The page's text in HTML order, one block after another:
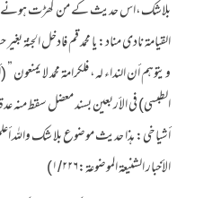
بلاشک،اس حدیث کے من گھڑت ہونے
القيامة نادى مناد: يا محمد قم فادخل الجنة
ويتوهم أن النداء له، فلكرامة محمد لا يمنعون
الطبسي) في الأربعين بسند معضل سقط
أشياخي: هذا حديث موضوع بلا شك والله
الأخبار الشنيعة الموضوعة:۱/۲۲۶)